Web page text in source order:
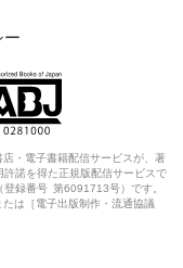
ー
・電子書籍配信サービスが、著
諾を得た正規版配信サービスで
登録番号 第6091713号）です。
は［電子出版制作・流通協議